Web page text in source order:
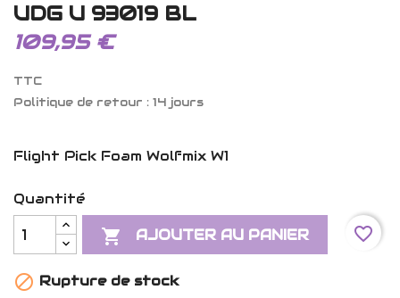
UDG U 93019 BL
109,95 €
TTC
Politique de retour : 14 jours
Flight Pick Foam Wolfmix W1
Quantité
 AJOUTER AU PANIER favorite_border
 Rupture de stock